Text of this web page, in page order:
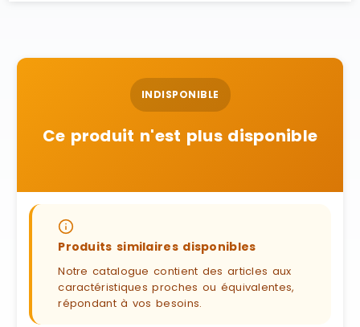
INDISPONIBLE
Ce produit n'est plus disponible
Produits similaires disponibles
Notre catalogue contient des articles aux
caractéristiques proches ou équivalentes,
répondant à vos besoins.